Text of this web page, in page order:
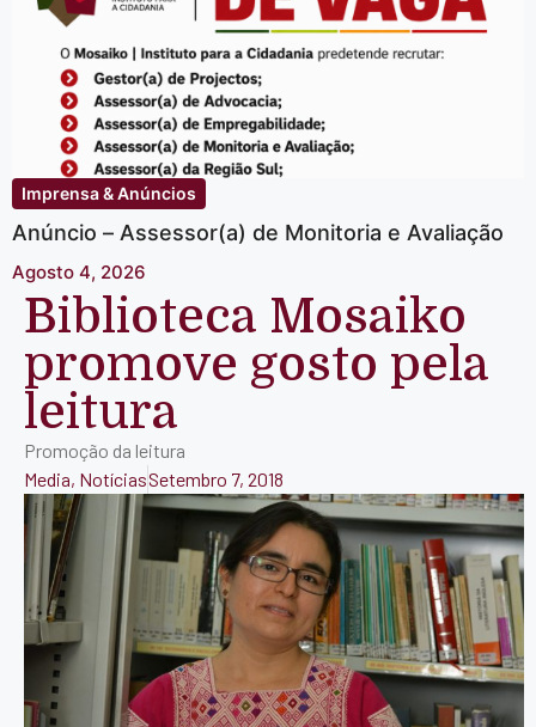
Imprensa & Anúncios
Anúncio – Assessor(a) de Monitoria e Avaliação
Agosto 4, 2026
Biblioteca Mosaiko
promove gosto pela
leitura
Promoção da leitura
Media, NotíciasSetembro 7, 2018